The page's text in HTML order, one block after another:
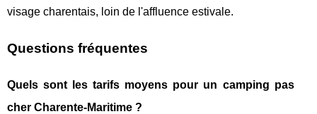
visage charentais, loin de l'affluence estivale.
Questions fréquentes
Quels sont les tarifs moyens pour un camping pas
cher Charente-Maritime ?